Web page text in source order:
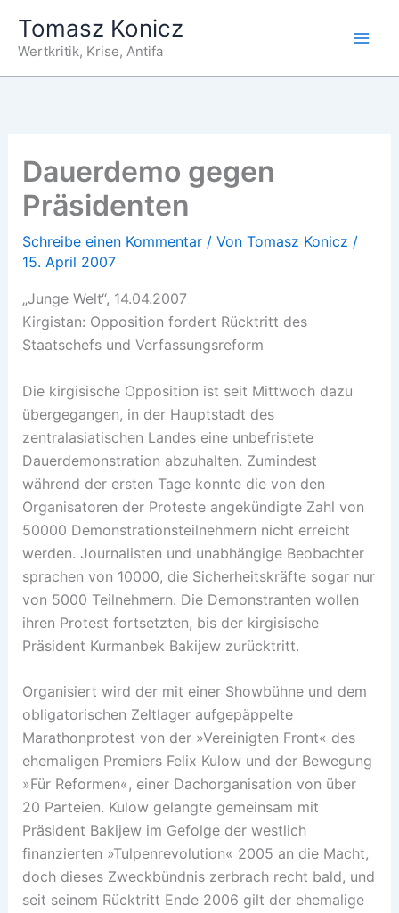
Inhalt
springen
Tomasz Konicz
Wertkritik, Krise, Antifa
Dauerdemo gegen
Präsidenten
Schreibe einen Kommentar / Von Tomasz Konicz /
15. April 2007
„Junge Welt“, 14.04.2007
Kirgistan: Opposition fordert Rücktritt des
Staatschefs und Verfassungsreform
Die kirgisische Opposition ist seit Mittwoch dazu
übergegangen, in der Hauptstadt des
zentralasiatischen Landes eine unbefristete
Dauerdemonstration abzuhalten. Zumindest
während der ersten Tage konnte die von den
Organisatoren der Proteste angekündigte Zahl von
50000 Demonstrationsteilnehmern nicht erreicht
werden. Journalisten und unabhängige Beobachter
sprachen von 10000, die Sicherheitskräfte sogar nur
von 5000 Teilnehmern. Die Demonstranten wollen
ihren Protest fortsetzten, bis der kirgisische
Präsident Kurmanbek Bakijew zurücktritt.
Organisiert wird der mit einer Showbühne und dem
obligatorischen Zeltlager aufgepäppelte
Marathonprotest von der »Vereinigten Front« des
ehemaligen Premiers Felix Kulow und der Bewegung
»Für Reformen«, einer Dachorganisation von über
20 Parteien. Kulow gelangte gemeinsam mit
Präsident Bakijew im Gefolge der westlich
finanzierten »Tulpenrevolution« 2005 an die Macht,
doch dieses Zweckbündnis zerbrach recht bald, und
seit seinem Rücktritt Ende 2006 gilt der ehemalige